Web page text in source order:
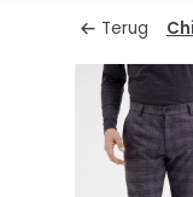
Terug